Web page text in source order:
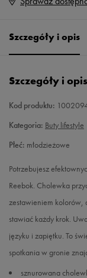
Rozmiary
37 24 cm
38,5 24,5 cm
25 cm
Szczegóły i opis
Szczegóły i opis
Kod produktu:
Kategoria: Buty lifestyle
Płeć: młodzieżowe
Potrzebujesz
Reebok. Cholewka
zestawieniem kolorów,
stawiać każdy krok.
języku i zapiętku. To
spotkania w gronie
sznurowana